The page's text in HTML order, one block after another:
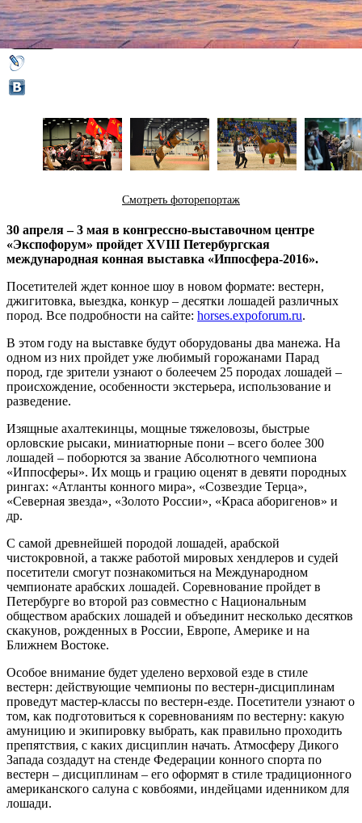
22 апреля 2016,16:00 Версия для печати
Смотреть фоторепортаж
30 апреля – 3 мая в конгрессно-выставочном центре
«Экспофорум» пройдет XVIII Петербургская
международная конная выставка «Иппосфера-2016».
Посетителей ждет конное шоу в новом формате: вестерн,
джигитовка, выездка, конкур – десятки лошадей различных
пород. Все подробности на сайте: horses.expoforum.ru.
В этом году на выставке будут оборудованы два манежа. На
одном из них пройдет уже любимый горожанами Парад
пород, где зрители узнают о болеечем 25 породах лошадей –
происхождение, особенности экстерьера, использование и
разведение.
Изящные ахалтекинцы, мощные тяжеловозы, быстрые
орловские рысаки, миниатюрные пони – всего более 300
лошадей – поборются за звание Абсолютного чемпиона
«Иппосферы». Их мощь и грацию оценят в девяти породных
рингах: «Атланты конного мира», «Созвездие Терца»,
«Северная звезда», «Золото России», «Краса аборигенов» и
др.
С самой древнейшей породой лошадей, арабской
чистокровной, а также работой мировых хендлеров и судей
посетители смогут познакомиться на Международном
чемпионате арабских лошадей. Соревнование пройдет в
Петербурге во второй раз совместно с Национальным
обществом арабских лошадей и объединит несколько десятков
скакунов, рожденных в России, Европе, Америке и на
Ближнем Востоке.
Особое внимание будет уделено верховой езде в стиле
вестерн: действующие чемпионы по вестерн-дисциплинам
проведут мастер-классы по вестерн-езде. Посетители узнают о
том, как подготовиться к соревнованиям по вестерну: какую
амуницию и экипировку выбрать, как правильно проходить
препятствия, с каких дисциплин начать. Атмосферу Дикого
Запада создадут на стенде Федерации конного спорта по
вестерн – дисциплинам – его оформят в стиле традиционного
американского салуна с ковбоями, индейцами иденником для
лошади.